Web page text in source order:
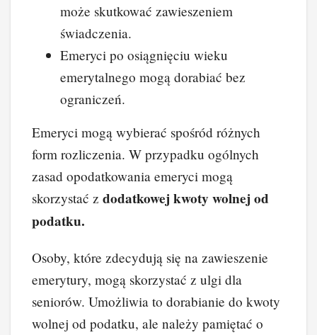
może skutkować zawieszeniem
świadczenia.
Emeryci po osiągnięciu wieku
emerytalnego mogą dorabiać bez
ograniczeń.
Emeryci mogą wybierać spośród różnych
form rozliczenia. W przypadku ogólnych
zasad opodatkowania emeryci mogą
skorzystać z dodatkowej kwoty wolnej od
podatku.
Osoby, które zdecydują się na zawieszenie
emerytury, mogą skorzystać z ulgi dla
seniorów. Umożliwia to dorabianie do kwoty
wolnej od podatku, ale należy pamiętać o